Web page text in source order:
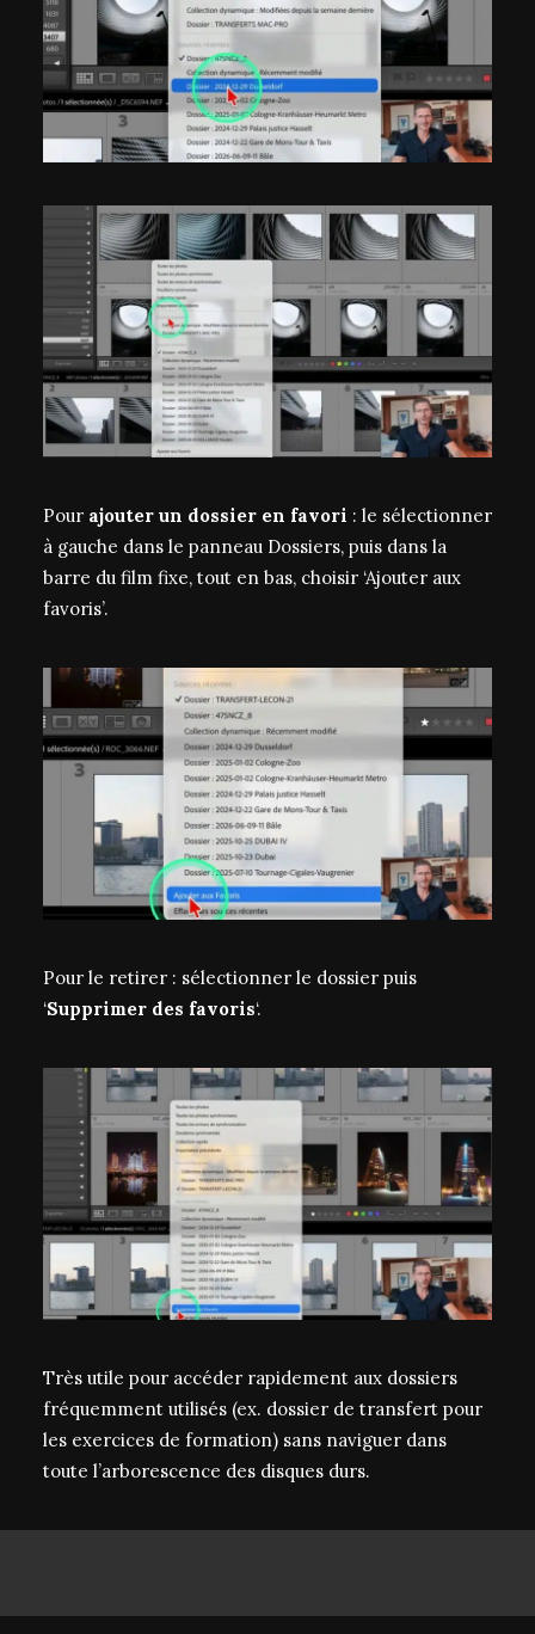
Pour ajouter un dossier en favori : le sélectionner
à gauche dans le panneau Dossiers, puis dans la
barre du film fixe, tout en bas, choisir ‘Ajouter aux
favoris’.
Pour le retirer : sélectionner le dossier puis
‘Supprimer des favoris‘.
Très utile pour accéder rapidement aux dossiers
fréquemment utilisés (ex. dossier de transfert pour
les exercices de formation) sans naviguer dans
toute l’arborescence des disques durs.